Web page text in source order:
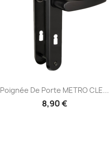
Aperçu rapide
Poignée De Porte METRO CLE...
8,90 €